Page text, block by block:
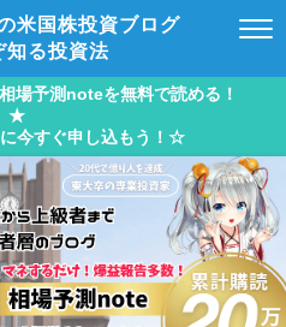
米国株投資ブログ
知る投資法
場予測noteを無料で読める！
★
今すぐ申し込もう！☆